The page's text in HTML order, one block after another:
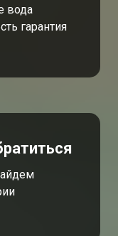
вода
гарантия